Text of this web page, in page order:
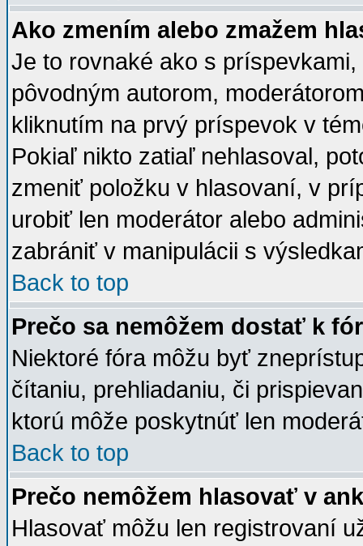
Ako zmením alebo zmažem
Je to rovnaké ako s
pôvodným autorom,
kliknutím na prvý príspevok v
Pokiaľ nikto zatiaľ nehlasoval,
zmeniť položku v hlasovaní, v
urobiť len moderátor alebo
zabrániť v manipulácii s
Back to top
Prečo sa nemôžem dostať k
Niektoré fóra môžu byť
čítaniu, prehliadaniu, či
ktorú môže poskytnúť len
Back to top
Prečo nemôžem hlasovať v
Hlasovať môžu len registrovaní